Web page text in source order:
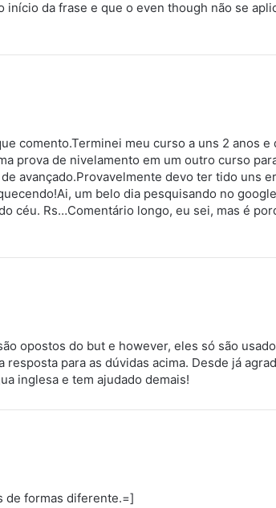
da frase e que o even though não se
comento.Terminei meu curso a uns 2 anos e
prova de nivelamento em um outro curso
avançado.Provavelmente devo ter tido uns
um belo dia pesquisando no
céu. Rs…Comentário longo, eu sei, mas é
opostos do but e however, eles só são
para as dúvidas acima. Desde já
inglesa e tem ajudado demais!
de formas diferente.=]